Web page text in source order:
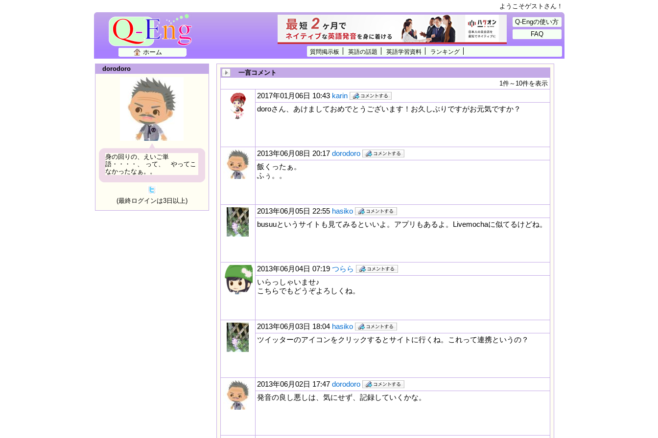
ようこそゲストさん！
質問掲示板 英語の話題 英語学習資料 ランキング
ホーム
Q-Engの使い方
FAQ
dorodoro
身の回りの、えいご単
語・・・・、 って、 やってこ
なかったなぁ。。
(最終ログインは3日以上)
一言コメント
1件～10件を表示
2017年01月06日 10:43 karin
doroさん、あけましておめでとうございます！お久しぶりですがお元気ですか？
2013年06月08日 20:17 dorodoro
飯くったぁ。
ふぅ。。
2013年06月05日 22:55 hasiko
busuuというサイトも見てみるといいよ。アプリもあるよ。Livemochaに似てるけどね。
2013年06月04日 07:19 つらら
いらっしゃいませ♪
こちらでもどうぞよろしくね。
2013年06月03日 18:04 hasiko
ツイッターのアイコンをクリックするとサイトに行くね。これって連携というの？
2013年06月02日 17:47 dorodoro
発音の良し悪しは、気にせず、記録していくかな。